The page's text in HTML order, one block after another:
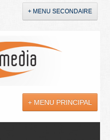
+ MENU SECONDAIRE
+ MENU PRINCIPAL